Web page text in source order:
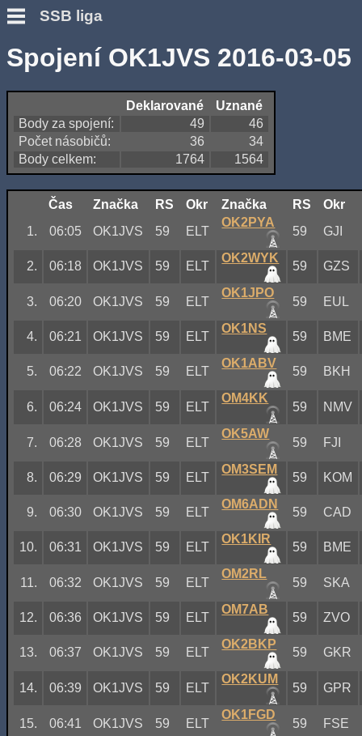
SSB liga
Spojení OK1JVS 2016-03-05
Deklarované
Uznané
Body za spojení:
49
46
Počet násobičů:
36
34
Body celkem:
1764 1564
Čas Značka RS Okr Značka RS
Okr
1.
06:05 OK1JVS 59 ELT
OK2PYA
59 GJI
2. 06:18 OK1JVS 59 ELT
OK2WYK
59 GZS
3. 06:20 OK1JVS 59 ELT
OK1JPO
59 EUL
4. 06:21 OK1JVS 59 ELT
OK1NS
59 BME
5. 06:22 OK1JVS 59 ELT
OK1ABV
59 BKH
6. 06:24 OK1JVS 59 ELT
OM4KK
59 NMV
7. 06:28 OK1JVS 59 ELT
OK5AW
59 FJI
8. 06:29 OK1JVS 59 ELT
OM3SEM
59 KOM
9. 06:30 OK1JVS 59 ELT
OM6ADN
59 CAD
10. 06:31 OK1JVS 59 ELT
OK1KIR
59 BME
11. 06:32 OK1JVS 59 ELT
OM2RL
59 SKA
12. 06:36 OK1JVS 59 ELT
OM7AB
59 ZVO
13. 06:37 OK1JVS 59 ELT
OK2BKP
59 GKR
14. 06:39 OK1JVS 59 ELT
OK2KUM
59 GPR
15. 06:41 OK1JVS 59 ELT
OK1FGD
59 FSE